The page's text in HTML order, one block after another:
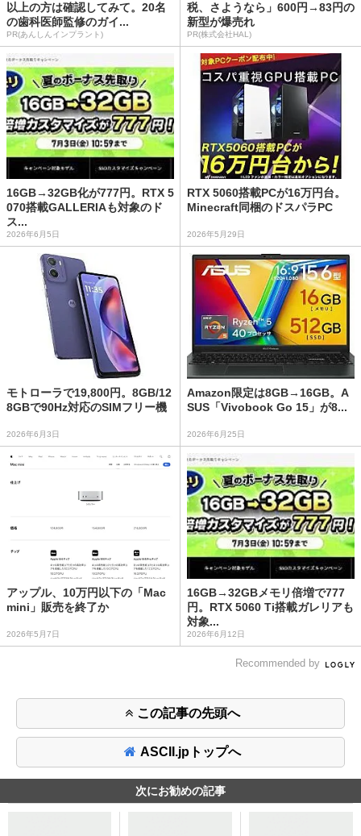
以上の方は確認してみて。20名
の歯科医師監修のガイ...
PR(あんしんインプラント)
税、さようなら」600円→83円の
新型が爆売れ
PR(株式会社HAL)
16GB→32GB化が777円。RTX 5
070搭載GALLERIAも対象のド
ス...
2026年6月5日
RTX 5060搭載PCが16万円台。
Minecraft同梱のドスパラPC
2026年5月29日
モトローラで19,800円。8GB/12
8GBで90Hz対応のSIMフリー機
2026年6月3日
Amazon限定は8GB→16GB。A
SUS「Vivobook Go 15」が8...
2026年6月25日
アップル、10万円以下の「Mac
mini」販売を終了か
2026年5月7日
16GB→32GBメモリ倍増で777
円。RTX 5060 Ti搭載ガレリアも
対象...
2026年6月12日
Recommended by
この記事の先頭へ
ASCII.jpトップへ
次にお勧めの記事